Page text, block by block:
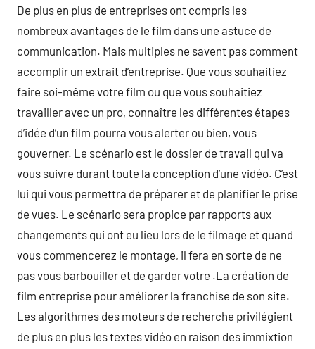
De plus en plus de entreprises ont compris les
nombreux avantages de le film dans une astuce de
communication. Mais multiples ne savent pas comment
accomplir un extrait d’entreprise. Que vous souhaitiez
faire soi-même votre film ou que vous souhaitiez
travailler avec un pro, connaître les différentes étapes
d’idée d’un film pourra vous alerter ou bien, vous
gouverner. Le scénario est le dossier de travail qui va
vous suivre durant toute la conception d’une vidéo. C’est
lui qui vous permettra de préparer et de planifier le prise
de vues. Le scénario sera propice par rapports aux
changements qui ont eu lieu lors de le filmage et quand
vous commencerez le montage, il fera en sorte de ne
pas vous barbouiller et de garder votre .La création de
film entreprise pour améliorer la franchise de son site.
Les algorithmes des moteurs de recherche privilégient
de plus en plus les textes vidéo en raison des immixtion